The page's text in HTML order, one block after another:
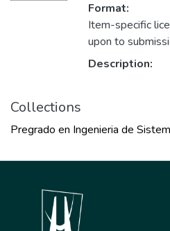
Format:
Item-specific
upon to
Description:
Collections
Pregrado en Ingenieria de